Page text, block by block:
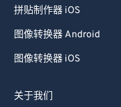
拼贴制作器 iOS
图像转换器 Android
图像转换器 iOS
关于我们